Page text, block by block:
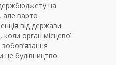
держбюджету на
але варто
від держави
орган місцевої
це будівництво.